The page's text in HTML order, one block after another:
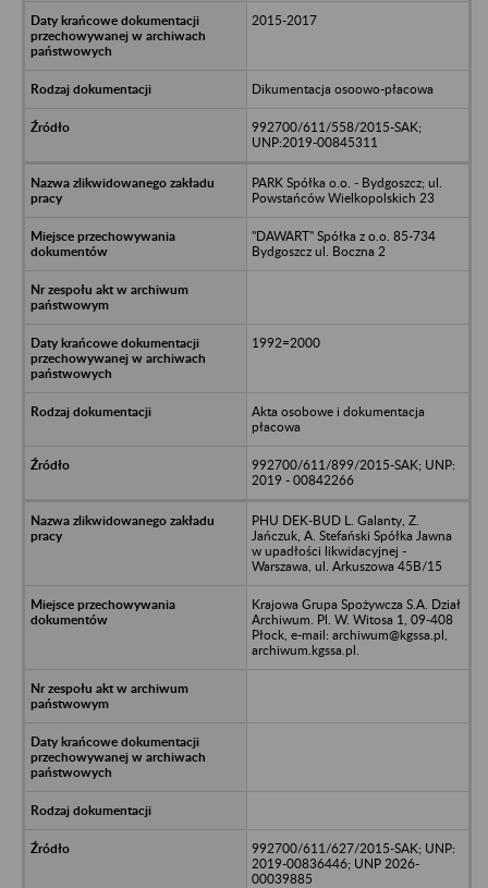
2015-2017
Dikumentacja osoowo-płacowa
992700/611/558/2015-SAK;
UNP:2019-00845311
PARK Spółka o.o. - Bydgoszcz; ul.
Powstańców Wielkopolskich 23
"DAWART" Spółka z o.o. 85-734
Bydgoszcz ul. Boczna 2
1992=2000
Akta osobowe i dokumentacja
płacowa
992700/611/899/2015-SAK; UNP:
2019 - 00842266
PHU DEK-BUD L. Galanty, Z.
Jańczuk, A. Stefański Spółka Jawna
w upadłości likwidacyjnej -
Warszawa, ul. Arkuszowa 45B/15
Krajowa Grupa Spożywcza S.A. Dział
Archiwum. Pl. W. Witosa 1, 09-408
Płock, e-mail: archiwum@kgssa.pl,
archiwum.kgssa.pl.
992700/611/627/2015-SAK; UNP:
2019-00836446; UNP 2026-
00039885